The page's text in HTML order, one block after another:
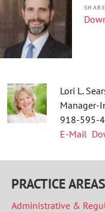
Lori L.
Manager-
918-595-
E-Mail
PRACTICE AREAS
Administrative &